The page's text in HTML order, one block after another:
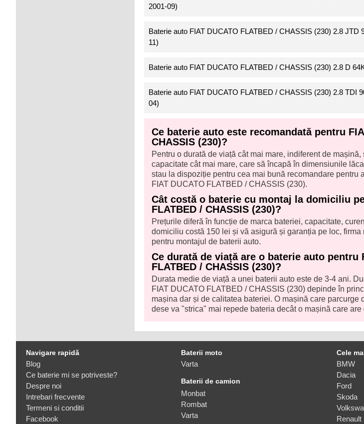
2001-09)
Baterie auto FIAT DUCATO FLATBED / CHASSIS (230) 2.8 JTD
11)
Baterie auto FIAT DUCATO FLATBED / CHASSIS (230) 2.8 D
Baterie auto FIAT DUCATO FLATBED / CHASSIS (230) 2.8 TDI
04)
Ce baterie auto este recomandată pentru
CHASSIS (230)?
Pentru o durată de viață cât mai mare, indiferent de
capacitate cât mai mare, care să încapă în dimensiunile
stau la dispoziție pentru cea mai bună recomandare pentru
FIAT DUCATO FLATBED / CHASSIS (230).
Cât costă o baterie cu montaj la domiciliu
FLATBED / CHASSIS (230)?
Prețurile diferă în funcție de marca bateriei, capacitate,
domiciliu costă 150 lei și vă asigură și garanția pe loc,
pentru montajul de baterii auto.
Ce durată de viață are o baterie auto pentru
FLATBED / CHASSIS (230)?
Durata medie de viață a unei baterii auto este de 3-4 ani.
FIAT DUCATO FLATBED / CHASSIS (230) depinde în
mașina dar și de calitatea bateriei. O mașină care parcurge
dese va "strica" mai repede bateria decât o mașină care
Navigare rapidă
Blog
Ce baterie mi se potriveste?
Despre noi
Intrebari frecvente
Termeni si conditii
Facebook
Baterii moto
Varta
Baterii de camion
Monbat
Rombat
Varta
Cele
BMW
Dacia
Ford
Skoda
Renault